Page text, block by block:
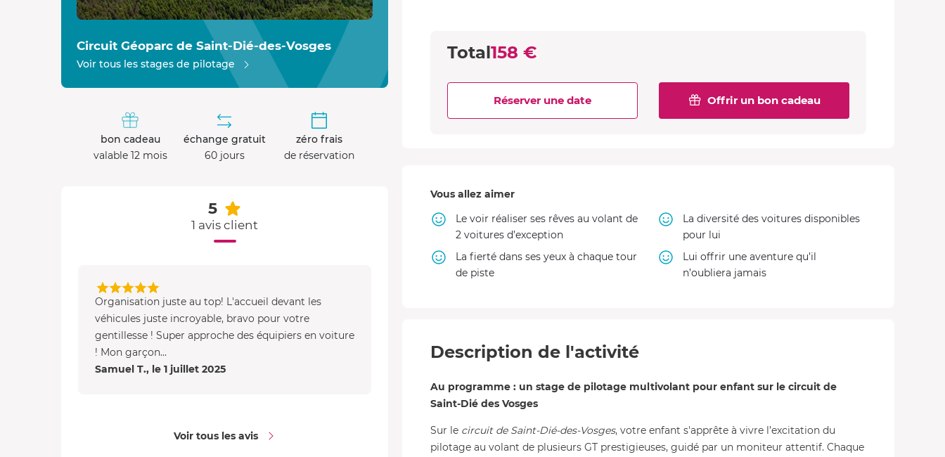
Total158 €
Offrir un bon cadeau
Réserver une date
Vous allez aimer
Le voir réaliser ses rêves au volant de
2 voitures d’exception
La diversité des voitures disponibles
pour lui
La fierté dans ses yeux à chaque tour
de piste
Lui offrir une aventure qu’il
n’oubliera jamais
Description de l'activité
Au programme : un stage de pilotage multivolant pour enfant sur le circuit de
Saint-Dié des Vosges
Sur le circuit de Saint-Dié-des-Vosges, votre enfant s'apprête à vivre l’excitation du
pilotage au volant de plusieurs GT prestigieuses, guidé par un moniteur attentif. Chaque
Circuit Géoparc de Saint-Dié-des-Vosges
Voir tous les stages de pilotage
bon cadeau
valable 12 mois
échange gratuit
60 jours
zéro frais
de réservation
5
1 avis client
Organisation juste au top! L'accueil devant les
véhicules juste incroyable, bravo pour votre
gentillesse ! Super approche des équipiers en voiture
! Mon garçon...
Samuel T., le 1 juillet 2025
Voir tous les avis